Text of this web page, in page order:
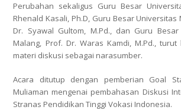
Perubahan sekaligus Guru Besar
Rhenald Kasali, Ph.D, Guru Besar Universitas
Dr. Syawal Gultom, M.Pd., dan Guru
Malang, Prof. Dr. Waras Kamdi, M.Pd.,
materi diskusi sebagai narasumber.
Acara ditutup dengan pemberian Goal
Muliaman mengenai pembahasan Diskusi
Stranas Pendidikan Tinggi Vokasi Indonesia.